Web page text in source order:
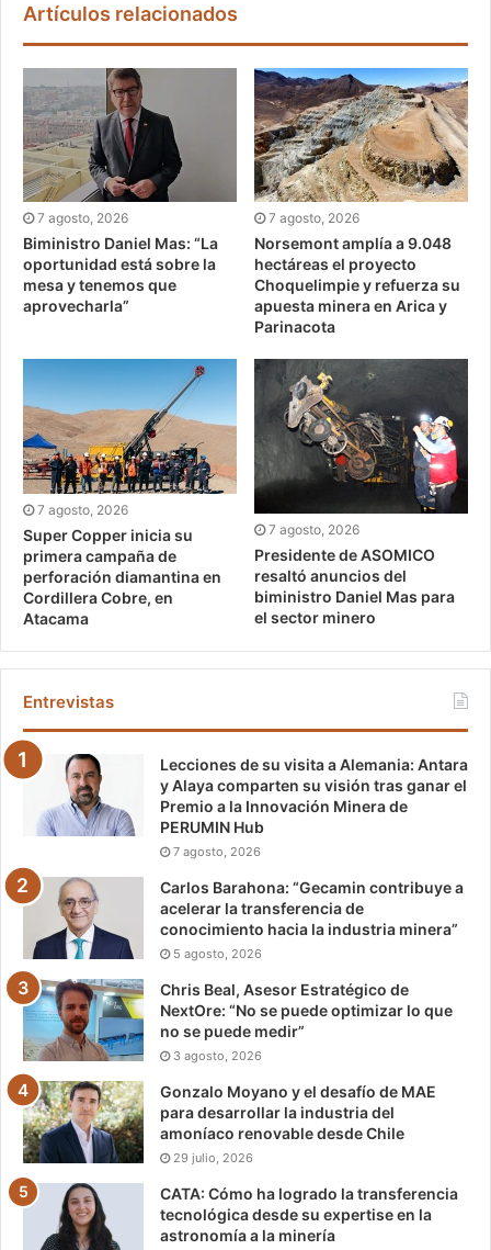
Artículos relacionados
7 agosto, 2026
Biministro Daniel Mas: “La
oportunidad está sobre la
mesa y tenemos que
aprovecharla”
7 agosto, 2026
Norsemont amplía a 9.048
hectáreas el proyecto
Choquelimpie y refuerza su
apuesta minera en Arica y
Parinacota
7 agosto, 2026
Super Copper inicia su
primera campaña de
perforación diamantina en
Cordillera Cobre, en
Atacama
7 agosto, 2026
Presidente de ASOMICO
resaltó anuncios del
biministro Daniel Mas para
el sector minero
Entrevistas
Lecciones de su visita a Alemania: Antara
y Alaya comparten su visión tras ganar el
Premio a la Innovación Minera de
PERUMIN Hub
7 agosto, 2026
Carlos Barahona: “Gecamin contribuye a
acelerar la transferencia de
conocimiento hacia la industria minera”
5 agosto, 2026
Chris Beal, Asesor Estratégico de
NextOre: “No se puede optimizar lo que
no se puede medir”
3 agosto, 2026
Gonzalo Moyano y el desafío de MAE
para desarrollar la industria del
amoníaco renovable desde Chile
29 julio, 2026
CATA: Cómo ha logrado la transferencia
tecnológica desde su expertise en la
astronomía a la minería